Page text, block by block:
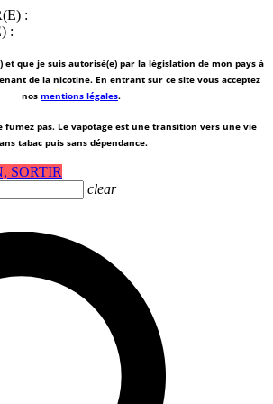
:
et que je suis autorisé(e) par la législation de mon pays à
de la nicotine. En entrant sur ce site vous acceptez
nos mentions légales.
fumez pas. Le vapotage est une transition vers une vie
tabac puis sans dépendance.
SORTIR
clear